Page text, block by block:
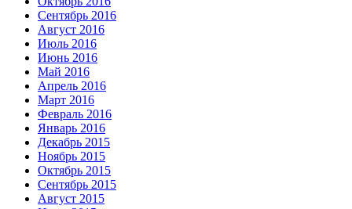
Сентябрь 2016
Август 2016
Июль 2016
Июнь 2016
Май 2016
Апрель 2016
Март 2016
Февраль 2016
Январь 2016
Декабрь 2015
Ноябрь 2015
Октябрь 2015
Сентябрь 2015
Август 2015